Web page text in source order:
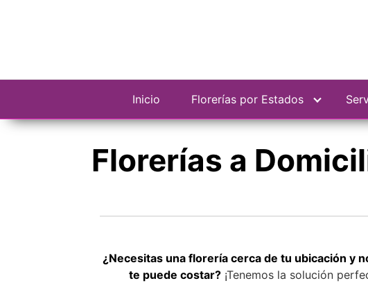
Inicio Florerías por Estados
Florerías a
¿Necesitas una florería cerca de tu ubicación y
te puede costar?¡Tenemos la solución